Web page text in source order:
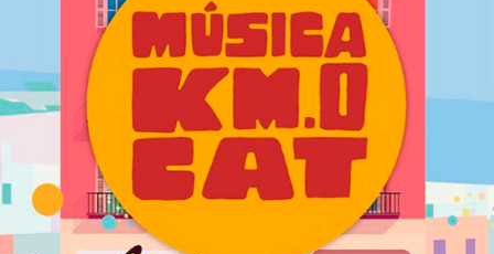
Música Km0 CAT
Campanyes culturals
Estratègia de marketing i
branding